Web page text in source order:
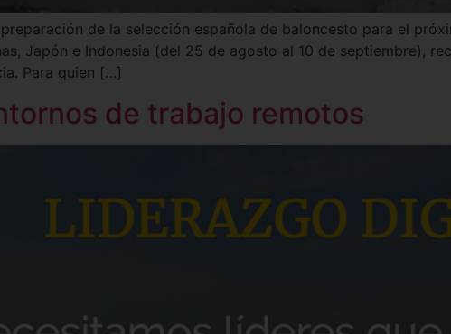
de la selección española de baloncesto para el
Japón e Indonesia (del 25 de agosto al 10 de septiembre),
Para quien […]
de trabajo remotos